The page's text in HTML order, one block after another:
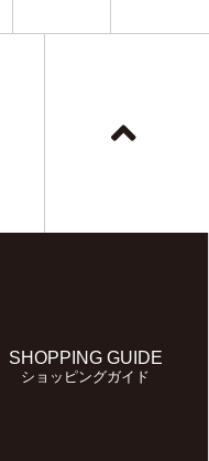
SHOPPING GUIDE
ショッピングガイド